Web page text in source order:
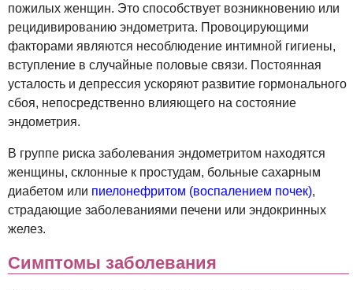
пожилых женщин. Это способствует возникновению или
рецидивированию эндометрита. Провоцирующими
факторами являются несоблюдение интимной гигиены,
вступление в случайные половые связи. Постоянная
усталость и депрессия ускоряют развитие гормонального
сбоя, непосредственно влияющего на состояние
эндометрия.
В группе риска заболевания эндометритом находятся
женщины, склонные к простудам, больные сахарным
диабетом или пиелонефритом (воспалением почек),
страдающие заболеваниями печени или эндокринных
желез.
Симптомы заболевания